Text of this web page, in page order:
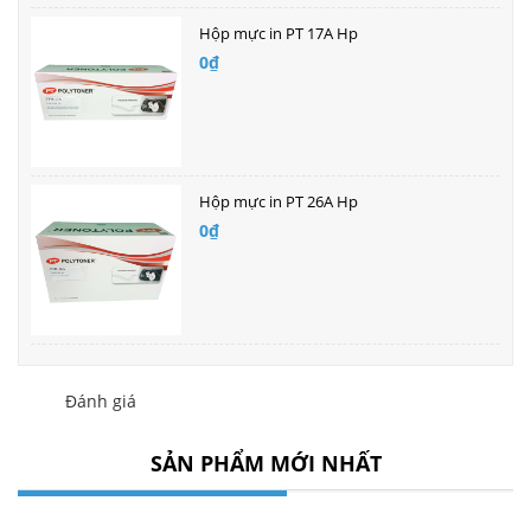
Hộp mực in PT 17A Hp
0₫
Hộp mực in PT 26A Hp
0₫
Đánh giá
SẢN PHẨM MỚI NHẤT